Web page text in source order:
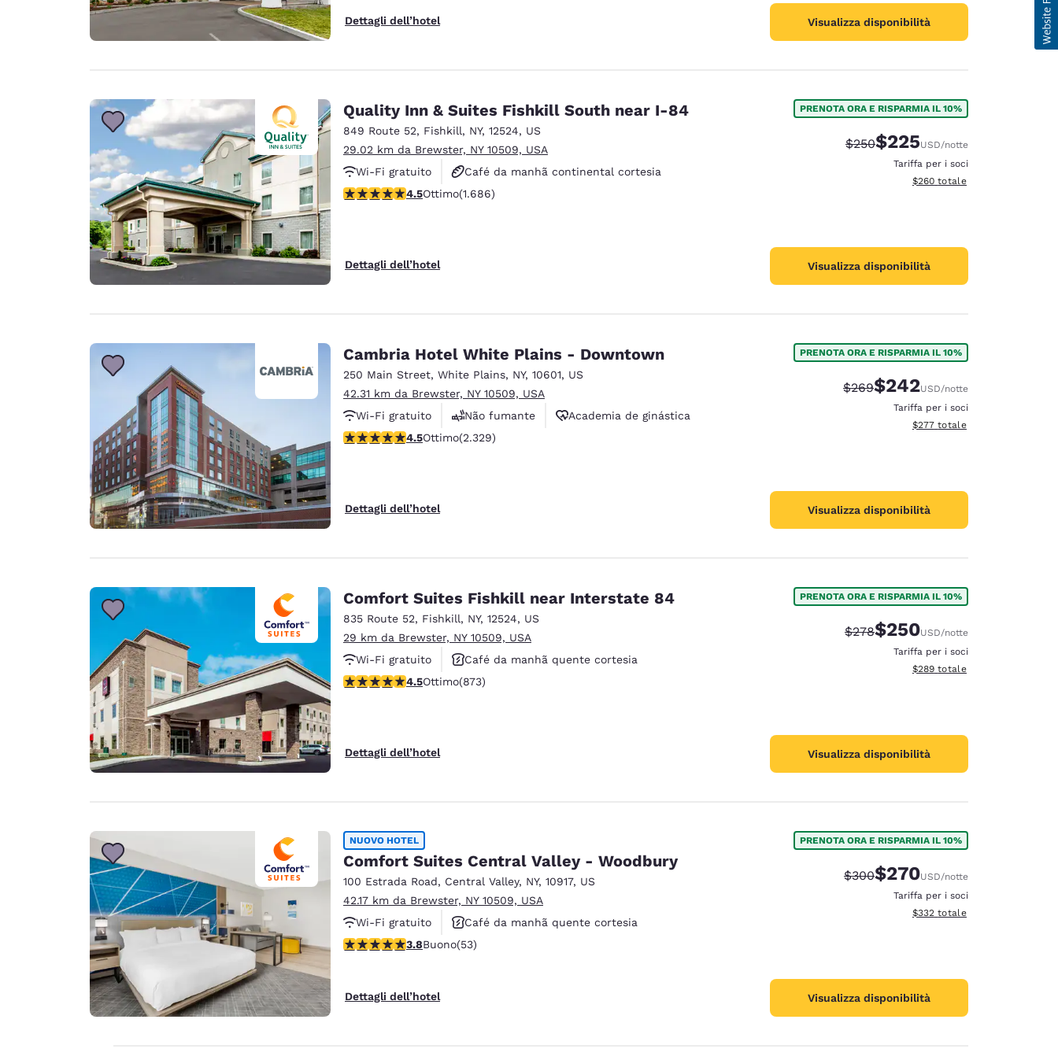
Dettagli dell’hotel Visualizza disponibilità
Quality Inn & Suites Fishkill South near I-84
849 Route 52, Fishkill, NY, 12524, US
29.02 km da Brewster, NY 10509, USA
Wi-Fi gratuito
Café da manhã continental cortesia
Não fumante
Valutazione di 4.47 stelle. Ottimo. 1686 recensioni
4.5Ottimo(1.686)
Dettagli dell’hotel
PRENOTA ORA E RISPARMIA IL 10%
Tariffa di barratura:
$250Tariffa scontata:
$225USD/notte
Tariffa per i soci
Visualizza i dettagli totali
$260 totale
Visualizza disponibilità
Cambria Hotel White Plains - Downtown
250 Main Street, White Plains, NY, 10601, US
42.31 km da Brewster, NY 10509, USA
Wi-Fi gratuito
Não fumante
Academia de ginástica
Valutazione di 4.54 stelle. Ottimo. 2329 recensioni
4.5Ottimo(2.329)
Dettagli dell’hotel
PRENOTA ORA E RISPARMIA IL 10%
Tariffa di barratura:
$269Tariffa scontata:
$242USD/notte
Tariffa per i soci
Visualizza i dettagli totali
$277 totale
Visualizza disponibilità
Comfort Suites Fishkill near Interstate 84
835 Route 52, Fishkill, NY, 12524, US
29 km da Brewster, NY 10509, USA
Wi-Fi gratuito
Café da manhã quente cortesia
Não fumante
Valutazione di 4.46 stelle. Ottimo. 873 recensioni
4.5Ottimo(873)
Dettagli dell’hotel
PRENOTA ORA E RISPARMIA IL 10%
Tariffa di barratura:
$278Tariffa scontata:
$250USD/notte
Tariffa per i soci
Visualizza i dettagli totali
$289 totale
Visualizza disponibilità
NUOVO HOTEL
Comfort Suites Central Valley - Woodbury
100 Estrada Road, Central Valley, NY, 10917, US
42.17 km da Brewster, NY 10509, USA
Wi-Fi gratuito
Café da manhã quente cortesia
Não fumante
Valutazione di 3.79 stelle. Buono. 53 recensioni
3.8Buono(53)
Dettagli dell’hotel
PRENOTA ORA E RISPARMIA IL 10%
Tariffa di barratura:
$300Tariffa scontata:
$270USD/notte
Tariffa per i soci
Visualizza i dettagli totali
$332 totale
Visualizza disponibilità